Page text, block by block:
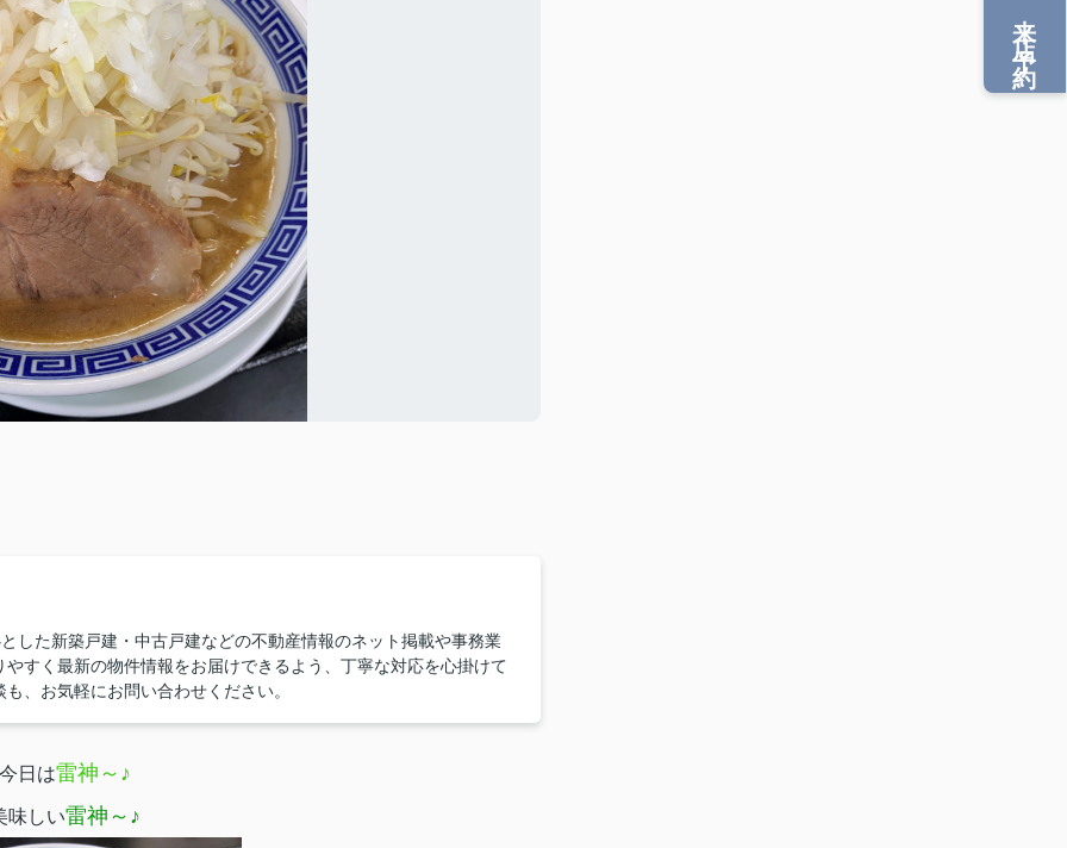
した新築戸建・中古戸建などの不動産情報のネット掲載や事務業
すく最新の物件情報をお届けできるよう、丁寧な対応を心掛けて
、お気軽にお問い合わせください。
日は雷神～♪
味しい雷神～♪
来店予約